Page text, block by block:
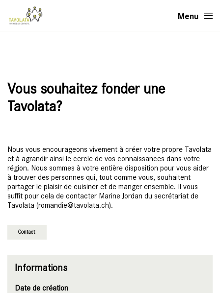
Menu
Vous souhaitez fonder une
Tavolata?
Nous vous encourageons vivement à créer votre propre Tavolata
et à agrandir ainsi le cercle de vos connaissances dans votre
région. Nous sommes à votre entière disposition pour vous aider
à trouver des personnes qui, tout comme vous, souhaitent
partager le plaisir de cuisiner et de manger ensemble. Il vous
suffit pour cela de contacter Marine Jordan du secrétariat de
Tavolata (romandie@tavolata.ch).
Contact
Informations
Date de création